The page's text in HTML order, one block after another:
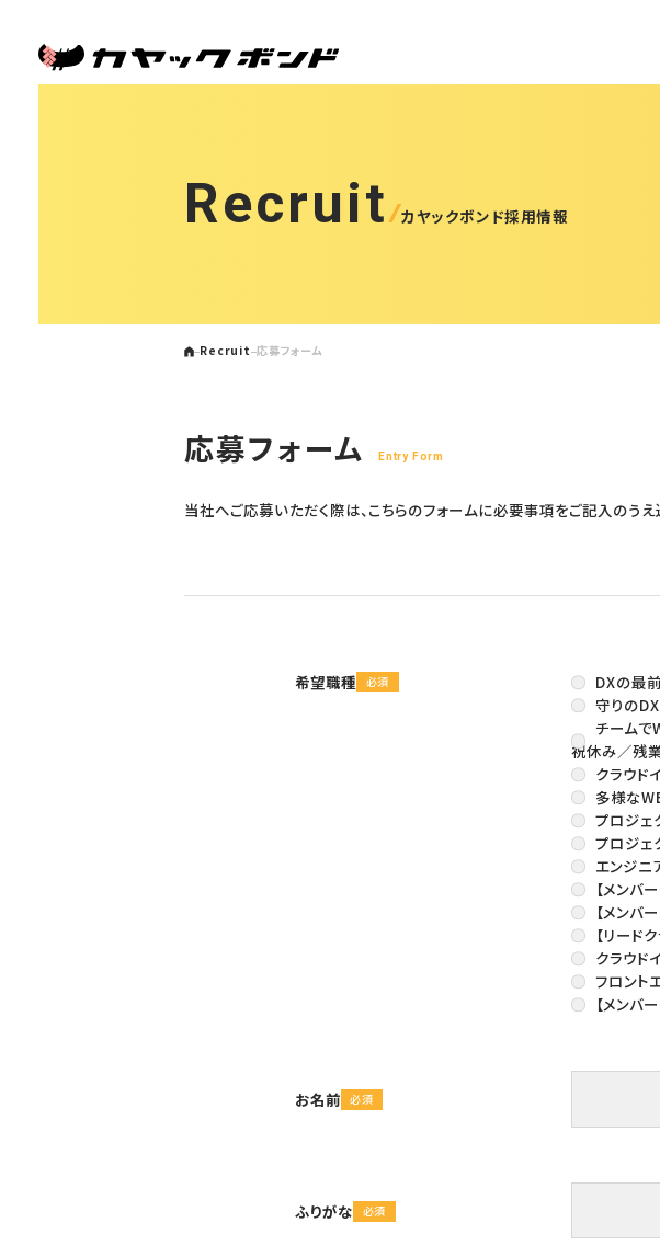
Recruit カヤックボンド採用情報
Recruit 応募フォーム
応募フォーム Entry Form
当社へご応募いただく際は、こちらのフォームに必要事項をご記入のうえ
希望職種
DXの最
守りの
チームで
祝休み／残
クラウド
多様な
プロジェ
プロジェ
エンジニ
【メンバ
【メンバ
【リード
クラウド
フロント
【メンバ
お名前
ふりがな